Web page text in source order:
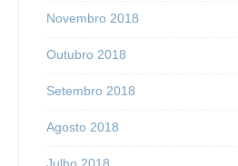
Novembro 2018
Outubro 2018
Setembro 2018
Agosto 2018